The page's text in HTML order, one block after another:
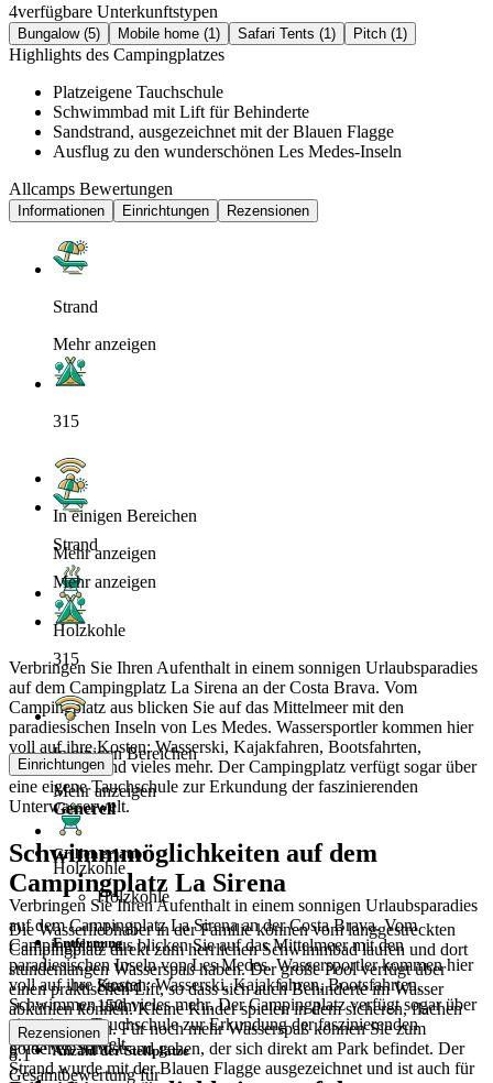
4verfügbare Unterkunftstypen
Bungalow (5) Mobile home (1) Safari Tents (1) Pitch (1)
Highlights des Campingplatzes
Platzeigene Tauchschule
Schwimmbad mit Lift für Behinderte
Sandstrand, ausgezeichnet mit der Blauen Flagge
Ausflug zu den wunderschönen Les Medes-Inseln
Allcamps Bewertungen
Informationen Einrichtungen Rezensionen
Strand
Mehr anzeigen
315
In einigen Bereichen
Mehr anzeigen
Holzkohle
Verbringen Sie Ihren Aufenthalt in einem sonnigen Urlaubsparadies
auf dem Campingplatz La Sirena an der Costa Brava. Vom
Campingplatz aus blicken Sie auf das Mittelmeer mit den
paradiesischen Inseln von Les Medes. Wassersportler kommen hier
voll auf ihre Kosten: Wasserski, Kajakfahren, Bootsfahrten,
Schwimmen und vieles mehr. Der Campingplatz verfügt sogar über
eine eigene Tauchschule zur Erkundung der faszinierenden
Unterwasserwelt.
Schwimmmöglichkeiten auf dem
Campingplatz La Sirena
Die Wasserliebhaber in der Familie können vom langgestreckten
Campingplatz direkt zum herrlichen Schwimmbad laufen und dort
stundenlangen Wasserspaß haben. Der große Pool verfügt über
einen praktischen Lift, so dass sich auch Behinderte im Wasser
abkühlen können. Kleine Kinder spielen in dem sicheren, flachen
Planschbecken. Für noch mehr Wasserspaß können Sie zum
goldenen Sandstrand gehen, der sich direkt am Park befindet. Der
Strand wurde mit der Blauen Flagge ausgezeichnet und ist auch für
Strand
Mehr anzeigen
315
In einigen Bereichen
Mehr anzeigen
Holzkohle
Verbringen Sie Ihren Aufenthalt in einem sonnigen Urlaubsparadies
auf dem Campingplatz La Sirena an der Costa Brava. Vom
Campingplatz aus blicken Sie auf das Mittelmeer mit den
paradiesischen Inseln von Les Medes. Wassersportler kommen hier
voll auf ihre Kosten: Wasserski, Kajakfahren, Bootsfahrten,
Schwimmen und vieles mehr. Der Campingplatz verfügt sogar über
eine eigene Tauchschule zur Erkundung der faszinierenden
Unterwasserwelt.
Einrichtungen
Generell
Grillen erlaubt
Holzkohle
Entfernung
Strand
150m
Anzahl der Stellplätze
Rezensionen
8.1
Gesamtbewertung für